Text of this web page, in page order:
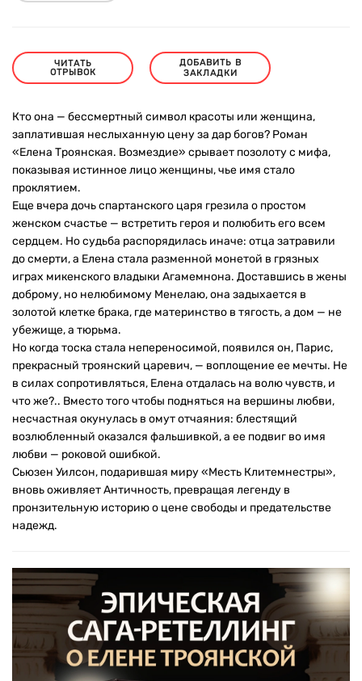
ЧИТАТЬ
ОТРЫВОК
ДОБАВИТЬ В
ЗАКЛАДКИ
Кто она — бессмертный символ красоты или женщина,
заплатившая неслыханную цену за дар богов? Роман
«Елена Троянская. Возмездие» срывает позолоту с мифа,
показывая истинное лицо женщины, чье имя стало
проклятием.
Еще вчера дочь спартанского царя грезила о простом
женском счастье — встретить героя и полюбить его всем
сердцем. Но судьба распорядилась иначе: отца затравили
до смерти, а Елена стала разменной монетой в грязных
играх микенского владыки Агамемнона. Доставшись в жены
доброму, но нелюбимому Менелаю, она задыхается в
золотой клетке брака, где материнство в тягость, а дом — не
убежище, а тюрьма.
Но когда тоска стала непереносимой, появился он, Парис,
прекрасный троянский царевич, — воплощение ее мечты. Не
в силах сопротивляться, Елена отдалась на волю чувств, и
что же?.. Вместо того чтобы подняться на вершины любви,
несчастная окунулась в омут отчаяния: блестящий
возлюбленный оказался фальшивкой, а ее подвиг во имя
любви — роковой ошибкой.
Сьюзен Уилсон, подарившая миру «Месть Клитемнестры»,
вновь оживляет Античность, превращая легенду в
пронзительную историю о цене свободы и предательстве
надежд.